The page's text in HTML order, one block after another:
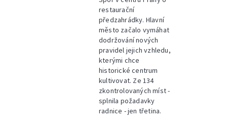
restaurační
předzahrádky. Hlavní
město začalo vymáhat
dodržování nových
pravidel jejich vzhledu,
kterými chce
historické centrum
kultivovat. Ze 134
zkontrolovaných míst -
splnila požadavky
radnice - jen třetina.